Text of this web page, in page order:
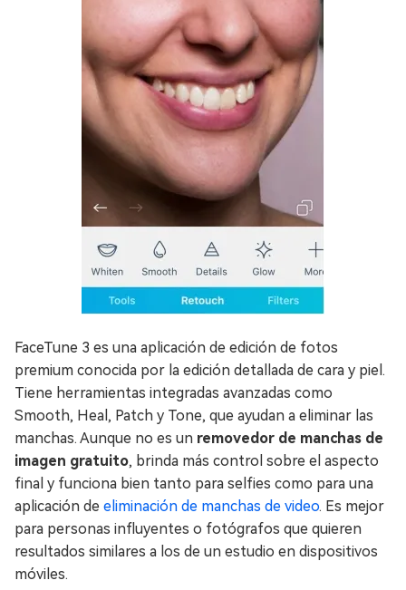
FaceTune 3 es una aplicación de edición de fotos
premium conocida por la edición detallada de cara y piel.
Tiene herramientas integradas avanzadas como
Smooth, Heal, Patch y Tone, que ayudan a eliminar las
manchas. Aunque no es un removedor de manchas de
imagen gratuito, brinda más control sobre el aspecto
final y funciona bien tanto para selfies como para una
aplicación de eliminación de manchas de video. Es mejor
para personas influyentes o fotógrafos que quieren
resultados similares a los de un estudio en dispositivos
móviles.